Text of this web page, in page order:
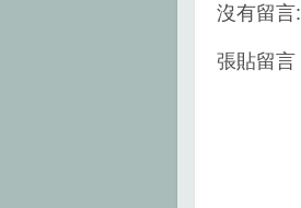
k
沒有留言:
張貼留言